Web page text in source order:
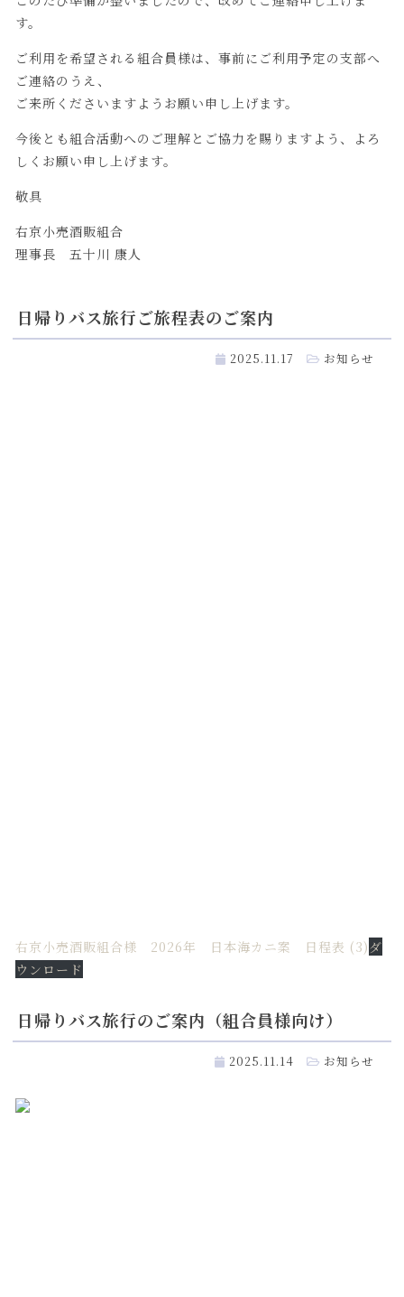
す。
ご利用を希望される組合員様は、事前にご利用予定の支部へ
ご連絡のうえ、
ご来所くださいますようお願い申し上げます。
今後とも組合活動へのご理解とご協力を賜りますよう、よろ
しくお願い申し上げます。
敬具
右京小売酒販組合
理事長 五十川 康人
日帰りバス旅行ご旅程表のご案内
2025.11.17 お知らせ
右京小売酒販組合様 2026年 日本海カニ案 日程表 (3)ダ
ウンロード
日帰りバス旅行のご案内（組合員様向け）
2025.11.14 お知らせ